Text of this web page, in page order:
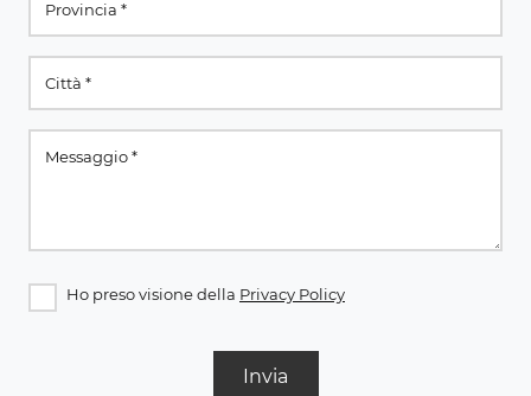
Ho preso visione della Privacy Policy
Invia